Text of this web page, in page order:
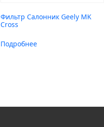
Фильтр Салонник Geely MK
Cross
Подробнее